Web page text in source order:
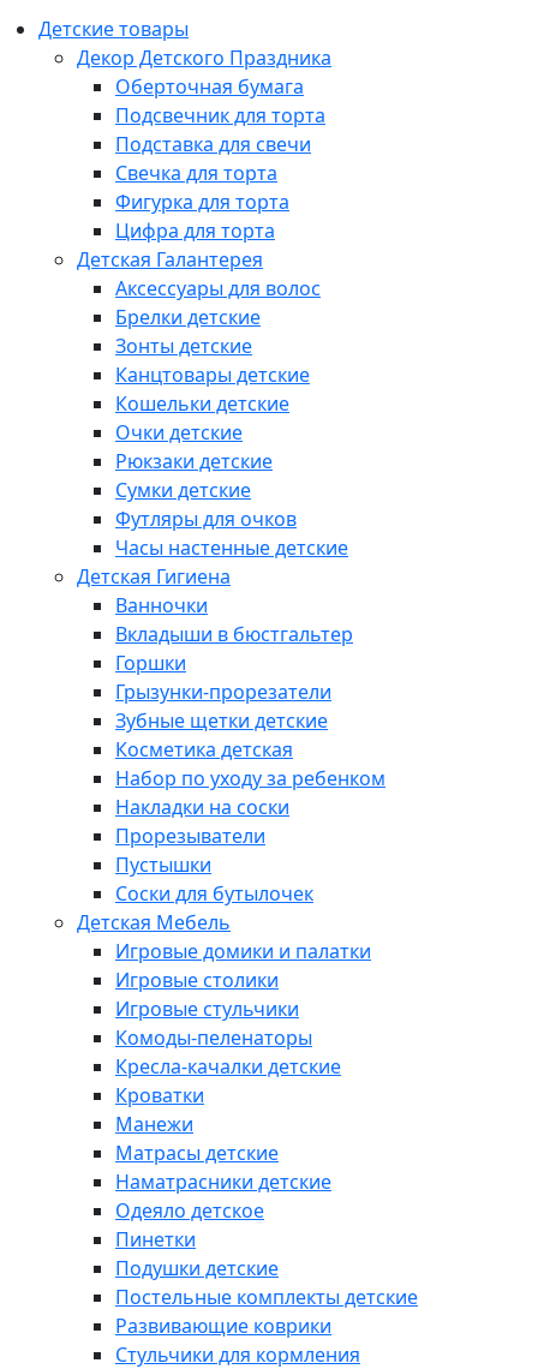
Детские товары
Декор Детского Праздника
Оберточная бумага
Подсвечник для торта
Подставка для свечи
Свечка для торта
Фигурка для торта
Цифра для торта
Детская Галантерея
Аксессуары для волос
Брелки детские
Зонты детские
Канцтовары детские
Кошельки детские
Очки детские
Рюкзаки детские
Сумки детские
Футляры для очков
Часы настенные детские
Детская Гигиена
Ванночки
Вкладыши в бюстгальтер
Горшки
Грызунки-прорезатели
Зубные щетки детские
Косметика детская
Набор по уходу за ребенком
Накладки на соски
Прорезыватели
Пустышки
Соски для бутылочек
Детская Мебель
Игровые домики и палатки
Игровые столики
Игровые стульчики
Комоды-пеленаторы
Кресла-качалки детские
Кроватки
Манежи
Матрасы детские
Наматрасники детские
Одеяло детское
Пинетки
Подушки детские
Постельные комплекты детские
Развивающие коврики
Стульчики для кормления